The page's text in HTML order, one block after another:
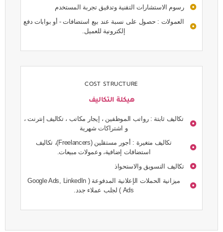
رسوم الاستشارات التقنية وتدقيق تجربة المستخدم
العمولات : حصول على نسبة عند بيع استضافات - أو بوابات دفع
إلكترونية للعميل.
COST STRUCTURE
هيكلة التكاليف
تكاليف ثابتة : رواتب الموظفين ، إيجار مكاتب ، تكاليف إنترنت ،
و اشتراكات شهرية
تكاليف متغيرة : أجور مستقلين (Freelancers)، تكاليف
استضافات إضافية، وعمولات مبيعات.
تكاليف التسويق والاستحواذ
ميزانية الحملات الإعلانية المدفوعة ( Google Ads, LinkedIn
Ads ) لجلب عملاء جدد.